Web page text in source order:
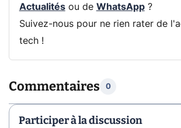
Actualitésou de WhatsApp?
Suivez-nous pour ne rien rater de
tech !
Commentaires 0
Participer à la discussion